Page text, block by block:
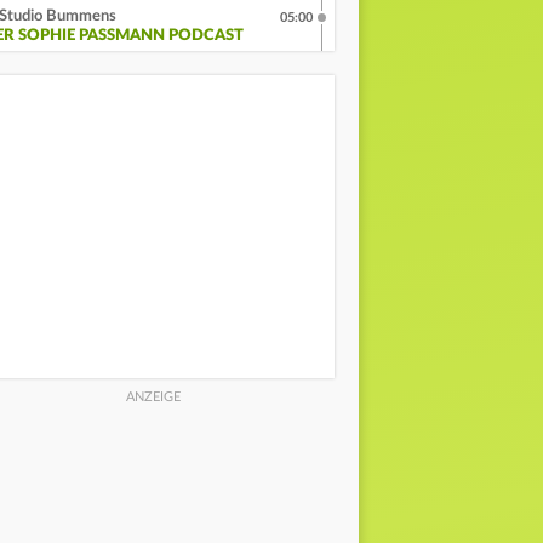
Studio Bummens
SOPHIE PASSMANN PODCAST
05:00